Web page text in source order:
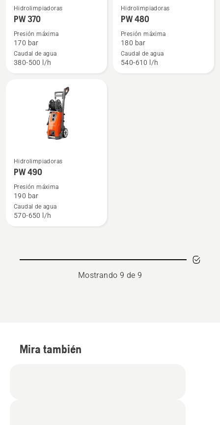
Ver
más
detalles
sobre
PW 370
Hidrolimpiadoras
PW 370
Presión máxima
170 bar
Caudal de agua
380-500 l/h
Ver
más
detalles
sobre
PW 480
Hidrolimpiadoras
PW 480
Presión máxima
180 bar
Caudal de agua
540-610 l/h
Ver
más
detalles
sobre
PW 490
Hidrolimpiadoras
PW 490
Presión máxima
190 bar
Caudal de agua
570-650 l/h
Mostrando 9 de 9
Mira también